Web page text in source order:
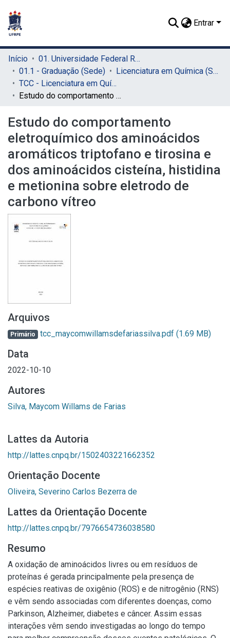
Entrar
Início
01. Universidade Federal Rural de Pernambuco - UFRPE (Sede)
01.1 - Graduação (Sede)
Licenciatura em Química (Sede)
TCC - Licenciatura em Química (Sede)
Estudo do comportamento eletroquímico dos aminoácidos aromáticos triptofano e tirosina e dos aminoácidos cisteína, histidina e metionina sobre eletrodo de carbono vítreo
Estudo do comportamento
eletroquímico dos aminoácidos
aromáticos triptofano e tirosina e
dos aminoácidos cisteína, histidina
e metionina sobre eletrodo de
carbono vítreo
Arquivos
Primário tcc_maycomwillamsdefariassilva.pdf (1.69 MB)
Data
2022-10-10
Autores
Silva, Maycom Willams de Farias
Lattes da Autoria
http://lattes.cnpq.br/1502403221662352
Orientação Docente
Oliveira, Severino Carlos Bezerra de
Lattes da Orientação Docente
http://lattes.cnpq.br/7976654736038580
Resumo
A oxidação de aminoácidos livres ou em resíduos de
proteínas é gerada principalmente pela presença de
espécies reativas de oxigênio (ROS) e de nitrogênio (RNS)
e vêm sendo associadas com diferentes doenças, como
Parkinson, Alzheimer, diabetes e câncer. Assim essas
interações vêm sendo investigadas ao longo do tempo